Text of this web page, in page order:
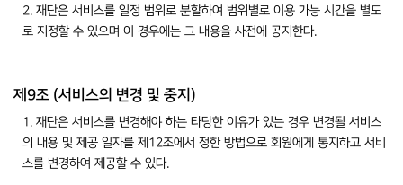
2. 재단은 서비스를 일정 범위로 분할하여 범위별로 이용 가능 시간을 별도
로 지정할 수 있으며 이 경우에는 그 내용을 사전에 공지한다.
제9조 (서비스의 변경 및 중지)
1. 재단은 서비스를 변경해야 하는 타당한 이유가 있는 경우 변경될 서비스
의 내용 및 제공 일자를 제12조에서 정한 방법으로 회원에게 통지하고 서비
스를 변경하여 제공할 수 있다.